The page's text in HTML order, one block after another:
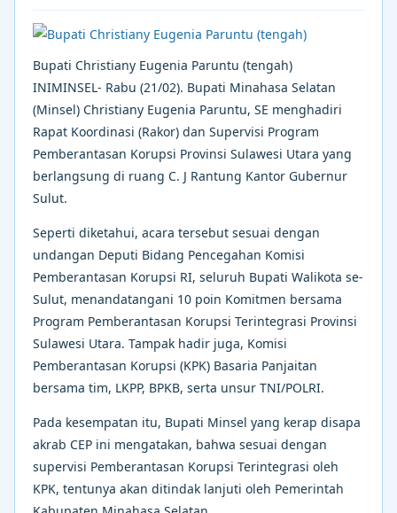
Bupati Christiany Eugenia Paruntu (tengah)
INIMINSEL- Rabu (21/02). Bupati Minahasa Selatan
(Minsel) Christiany Eugenia Paruntu, SE menghadiri
Rapat Koordinasi (Rakor) dan Supervisi Program
Pemberantasan Korupsi Provinsi Sulawesi Utara yang
berlangsung di ruang C. J Rantung Kantor Gubernur
Sulut.
Seperti diketahui, acara tersebut sesuai dengan
undangan Deputi Bidang Pencegahan Komisi
Pemberantasan Korupsi RI, seluruh Bupati Walikota se-
Sulut, menandatangani 10 poin Komitmen bersama
Program Pemberantasan Korupsi Terintegrasi Provinsi
Sulawesi Utara. Tampak hadir juga, Komisi
Pemberantasan Korupsi (KPK) Basaria Panjaitan
bersama tim, LKPP, BPKB, serta unsur TNI/POLRI.
Pada kesempatan itu, Bupati Minsel yang kerap disapa
akrab CEP ini mengatakan, bahwa sesuai dengan
supervisi Pemberantasan Korupsi Terintegrasi oleh
KPK, tentunya akan ditindak lanjuti oleh Pemerintah